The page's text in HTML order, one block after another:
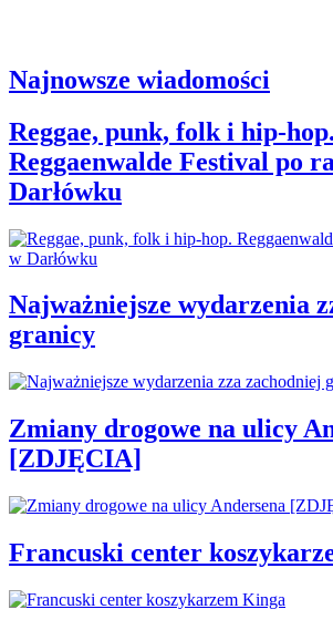
Najnowsze wiadomości
Reggae, punk, folk i hip-hop.
Reggaenwalde Festival po
Darłówku
Najważniejsze wydarzenia
granicy
Zmiany drogowe na ulicy
[ZDJĘCIA]
Francuski center